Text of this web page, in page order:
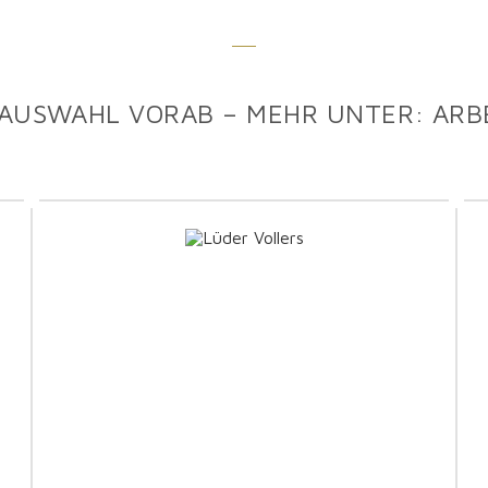
VORAB – MEHR UNTER: